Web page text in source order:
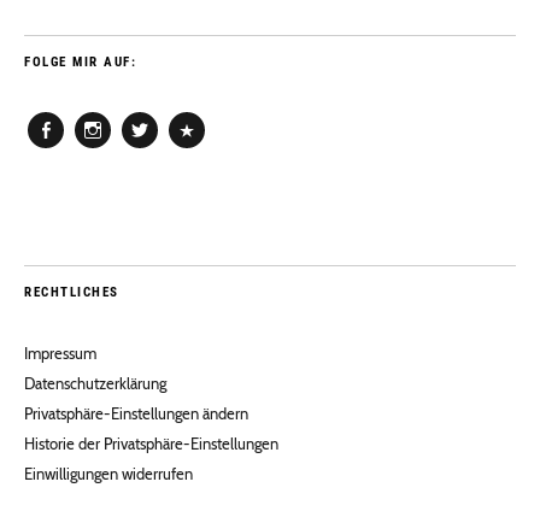
FOLGE MIR AUF:
RECHTLICHES
Impressum
Datenschutzerklärung
Privatsphäre-Einstellungen ändern
Historie der Privatsphäre-Einstellungen
Einwilligungen widerrufen